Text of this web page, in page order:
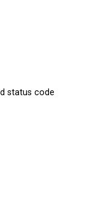
status code